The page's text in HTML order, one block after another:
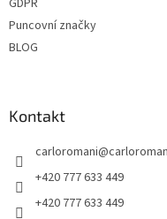
GDPR
Puncovní značky
BLOG
Kontakt
carloromani@
+420 777 633 449
+420 777 633 449